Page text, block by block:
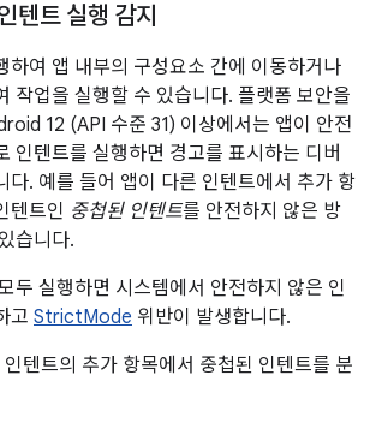
텐트 실행 감지
하여 앱 내부의 구성요소 간에 이동하거나
작업을 실행할 수 있습니다. 플랫폼 보안을
12 (API 수준 31) 이상에서는 앱이 안전
인텐트를 실행하면 경고를 표시하는 디버
다. 예를 들어 앱이 다른 인텐트에서 추가 항
텐트인 중첩된 인텐트를 안전하지 않은 방
습니다.
두 실행하면 시스템에서 안전하지 않은 인
고 StrictMode 위반이 발생합니다.
텐트의 추가 항목에서 중첩된 인텐트를 분